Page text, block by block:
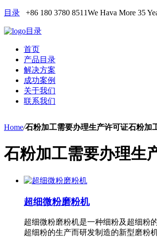
目录 +86 180 3780 8511We Hava More 35
目录
首页
产品目录
解决方案
成功案例
关于我们
联系我们
Home/石粉加工需要办理生产许可证石粉加
石粉加工需要办理生
超细微粉磨粉机
超细微粉磨粉机是一种细粉及超细粉
超细粉的生产而研发制造的新型磨粉